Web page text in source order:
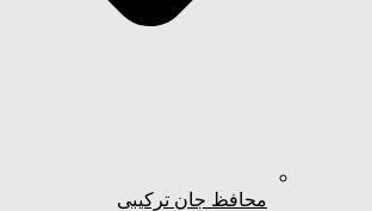
محافظ جان ترکیبی